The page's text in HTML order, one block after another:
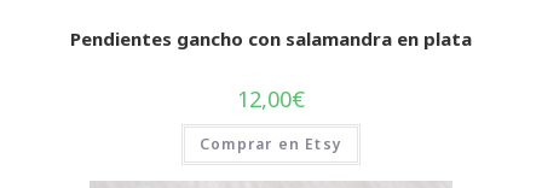
Pendientes gancho con salamandra en plata
12,00€
Comprar en Etsy